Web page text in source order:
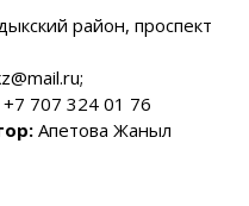
район, проспект
+7 707 324 01 76
Апетова Жаныл